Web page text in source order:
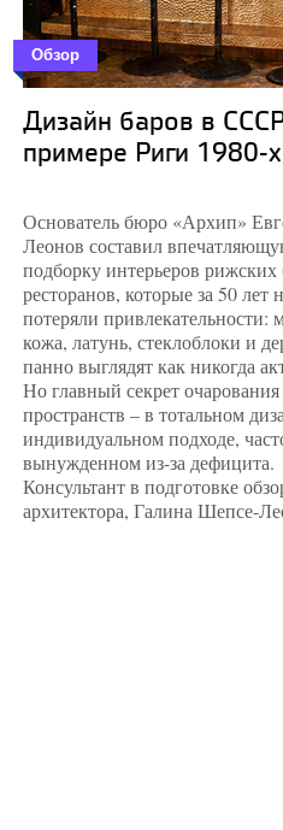
Обзор
Дизайн баров в
примере Риги 1980-х
Основатель бюро «Архип»
Леонов составил
подборку интерьеров рижских
ресторанов, которые за 50 лет
потеряли привлекательности:
кожа, латунь, стеклоблоки и
панно выглядят как никогда
Но главный секрет
пространств – в тотальном
индивидуальном подходе,
вынужденном из-за дефицита.
Консультант в подготовке
архитектора, Галина Шепсе-